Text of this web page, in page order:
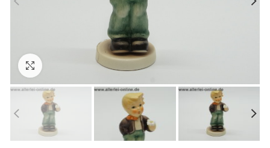
Zum Vergrößern anklicken